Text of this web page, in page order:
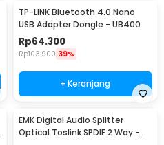
TP-LINK Bluetooth 4.0 Nano
USB Adapter Dongle - UB400
Rp64.300
Rp103.900 39%
+ Keranjang
EMK Digital Audio Splitter
Optical Toslink SPDIF 2 Way -